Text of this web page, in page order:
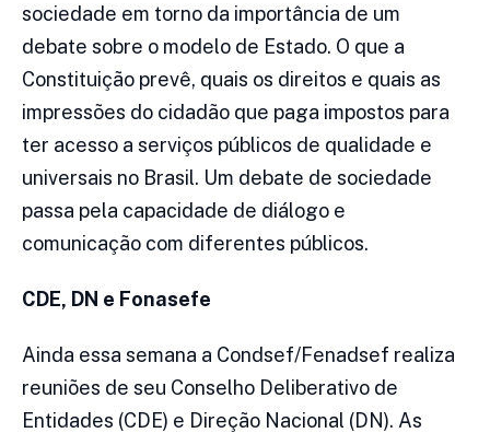
sociedade em torno da importância de um
debate sobre o modelo de Estado. O que a
Constituição prevê, quais os direitos e quais as
impressões do cidadão que paga impostos para
ter acesso a serviços públicos de qualidade e
universais no Brasil. Um debate de sociedade
passa pela capacidade de diálogo e
comunicação com diferentes públicos.
CDE, DN e Fonasefe
Ainda essa semana a Condsef/Fenadsef realiza
reuniões de seu Conselho Deliberativo de
Entidades (CDE) e Direção Nacional (DN). As